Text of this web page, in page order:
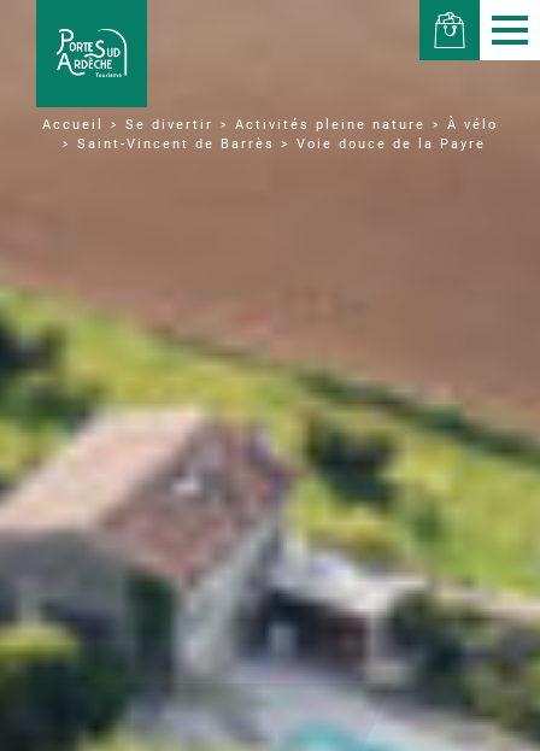
Accueil Se divertir Activités pleine nature
À vélo
Saint-Vincent de Barrès > Voie douce de la Payre